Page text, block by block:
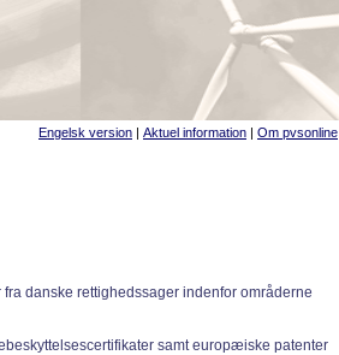
Engelsk version | Aktuel information | Om pvsonline
danske rettighedssager indenfor områderne
samt europæiske patenter